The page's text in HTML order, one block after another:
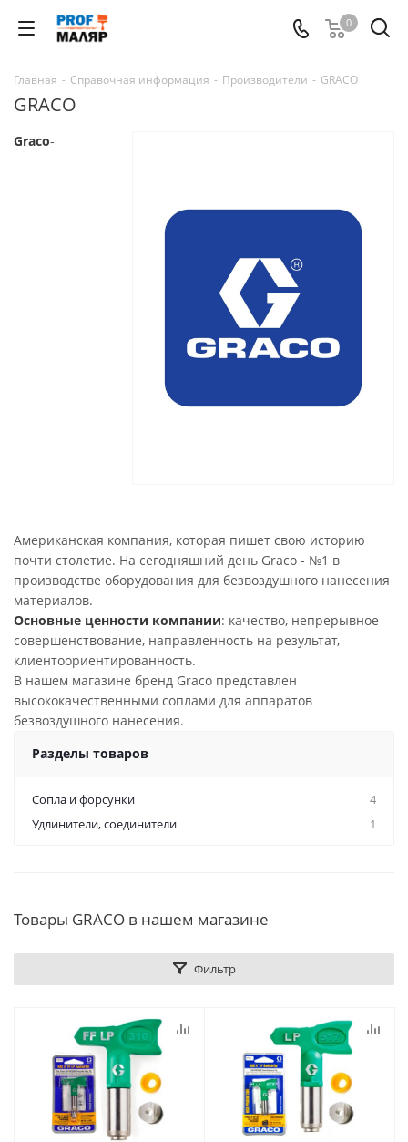
0
Главная - Справочная информация - Производители - GRACO
GRACO
Graco-
Американская компания, которая пишет свою историю
почти столетие. На сегодняшний день Graco - №1 в
производстве оборудования для безвоздушного нанесения
материалов.
Основные ценности компании: качество, непрерывное
совершенствование, направленность на результат,
клиентоориентированность.
В нашем магазине бренд Graco представлен
высококачественными соплами для аппаратов
безвоздушного нанесения.
Разделы товаров
Сопла и форсунки
4
Удлинители, соединители
1
Товары GRACO в нашем магазине
Фильтр